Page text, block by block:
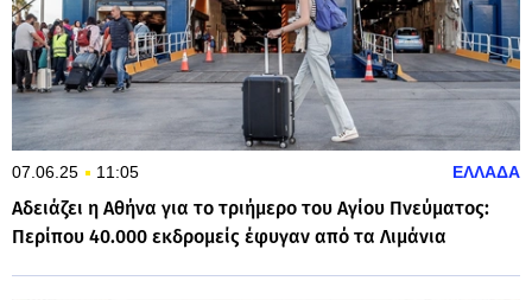
07.06.25 11:05 ΕΛΛΑΔΑ
Αδειάζει η Αθήνα για το τριήμερο του Αγίου Πνεύματος:
Περίπου 40.000 εκδρομείς έφυγαν από τα Λιμάνια